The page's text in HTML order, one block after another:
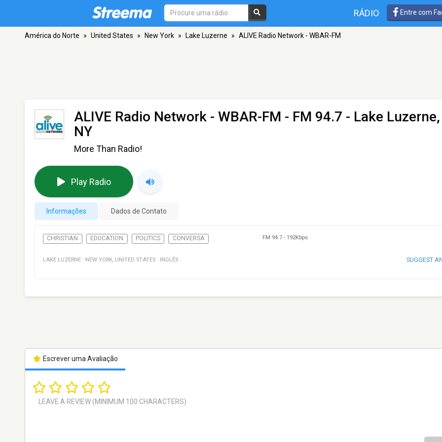
RÁDIO Entre com
América do Norte » United States » New York » Lake Luzerne » ALIVE Radio Network - WBAR-FM
ALIVE Radio Network - WBAR-FM - FM 94.7 - Lake Luzerne,
NY
More Than Radio!
Play Radio
Informações Dados de Contato
CHRISTIAN EDUCATION POLITICS CONVERSA FM 94.7 - 192Kbps
LAKE LUZERNE · NEW YORK, UNITED STATES · INGLÊS SUGGEST
Escrever uma Avaliação